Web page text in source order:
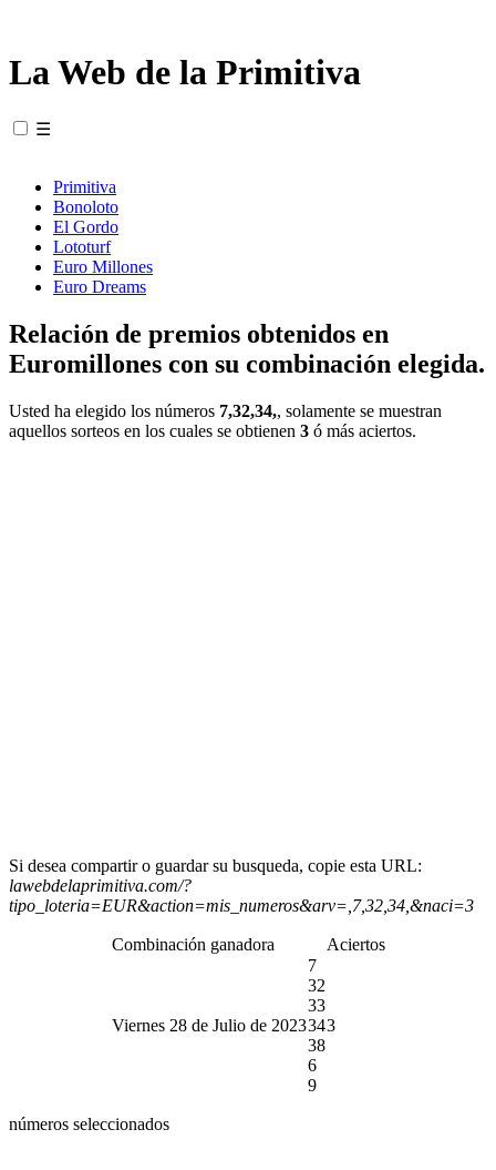
La Web de la Primitiva
☰
Primitiva
Bonoloto
El Gordo
Lototurf
Euro Millones
Euro Dreams
Relación de premios obtenidos en
Euromillones con su combinación elegida.
Usted ha elegido los números 7,32,34,, solamente se muestran
aquellos sorteos en los cuales se obtienen 3 ó más aciertos.
Si desea compartir o guardar su busqueda, copie esta URL:
lawebdelaprimitiva.com/?
tipo_loteria=EUR&action=mis_numeros&arv=,7,32,34,&naci=3
Combinación ganadora Aciertos
Viernes 28 de Julio de 2023
7
32
33
34
38
6
9
3
números seleccionados